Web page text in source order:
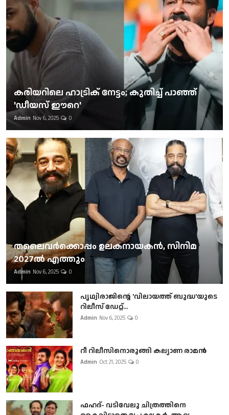
കരിയറിലെ ഹാട്രിക് നേട്ടം; കുതിച്ച് പാഞ്ഞ്
'ഡീയസ് ഈറെ'
Admin Nov 6, 2025 0
തലൈവര്‍ക്കൊപ്പം ഉലകനായകന്‍, സിനിമ
2027ല്‍ എത്തും
Admin Nov 6, 2025 0
പൃഥ്വിരാജിന്റെ 'വിലായത്ത് ബുദ്ധ'യുടെ
റിലീസ് ഡേറ്റ്...
Admin Nov 6, 2025 0
റീ റിലീസിനൊരുങ്ങി കല്യാണ രാമൻ
Admin Oct 21, 2025 0
ഫഹദ്- വടിവേലു ചിത്രത്തിനെ